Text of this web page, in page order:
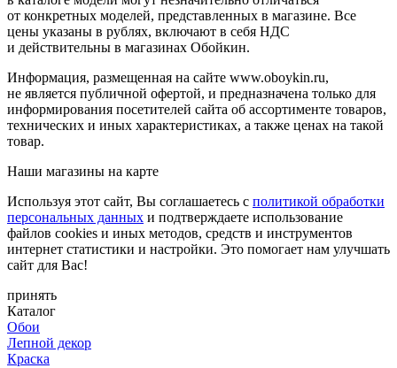
от конкретных моделей, представленных в магазине. Все
цены указаны в рублях, включают в себя НДС
и действительны в магазинах Обойкин.
Информация, размещенная на сайте www.oboykin.ru,
не является публичной офертой, и предназначена только для
информирования посетителей сайта об ассортименте товаров,
технических и иных характеристиках, а также ценах на такой
товар.
Наши магазины на карте
Используя этот сайт, Вы соглашаетесь с политикой обработки
персональных данных и подтверждаете использование
файлов cookies и иных методов, средств и инструментов
интернет статистики и настройки. Это помогает нам улучшать
сайт для Вас!
принять
Каталог
Обои
Лепной декор
Краска